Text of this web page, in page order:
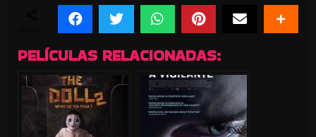
PELÍCULAS RELACIONADAS: